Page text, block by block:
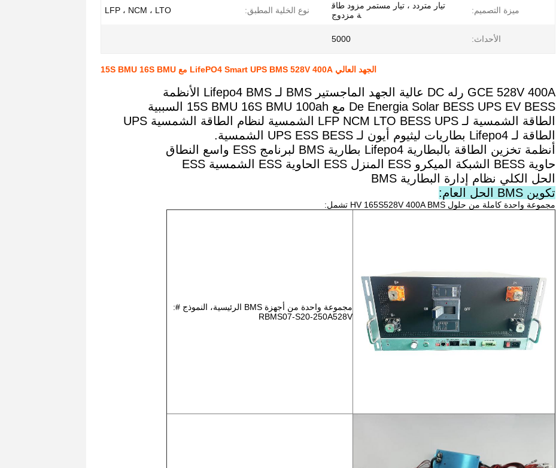
ميزة التصميم:
تيار متردد ، تيار مستمر مزود طاق
ة مزدوج
نوع الخلية المطبق: LFP ، NCM ، LTO
الأحداث: 5000
الجهد العالي LifePO4 Smart UPS BMS 528V 400A مع 15S BMU 16S BMU
GCE 528V 400A رله DC عالية الجهد الماجستير BMS لـ Lifepo4 BMS الأنظمة
De Energia Solar BESS UPS EV BESS مع 15S BMU 16S BMU 100ah السببية
الطاقة الشمسية لـ LFP NCM LTO BESS UPS الشمسية لنظام الطاقة الشمسية UPS
الطاقة لـ Lifepo4 بطاريات ليثيوم أيون لـ UPS ESS BESS الشمسية.
أنظمة تخزين الطاقة بالبطارية Lifepo4 بطارية BMS لبرنامج ESS واسع النطاق
حاوية BESS الشبكة الميكرو ESS المنزل ESS الحاوية ESS الشمسية ESS
الحل الكلي نظام إدارة البطارية BMS
تكوين BMS الحل العام:
مجموعة واحدة كاملة من حلول HV 165S528V 400A BMS تشمل:
مجموعة واحدة من أجهزة BMS الرئيسية، النموذج #:
RBMS07-S20-250A528V